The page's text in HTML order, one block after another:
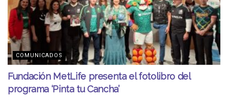
COMUNICADOS
Fundación MetLife presenta el fotolibro del
programa ‘Pinta tu Cancha’